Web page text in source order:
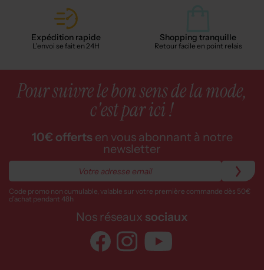
Expédition rapide
L'envoi se fait en 24H
Shopping tranquille
Retour facile en point relais
Pour suivre le bon sens de la mode,
c'est par ici !
10€ offerts en vous abonnant à notre
newsletter
Code promo non cumulable, valable sur votre première commande dès 50€
d’achat pendant 48h
Nos réseaux sociaux